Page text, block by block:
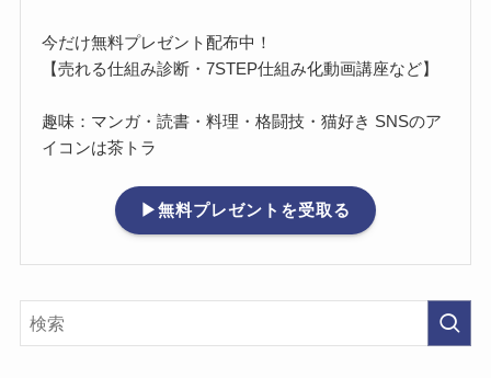
今だけ無料プレゼント配布中！
【売れる仕組み診断・7STEP仕組み化動画講座など】
趣味：マンガ・読書・料理・格闘技・猫好き SNSのア
イコンは茶トラ
▶無料プレゼントを受取る